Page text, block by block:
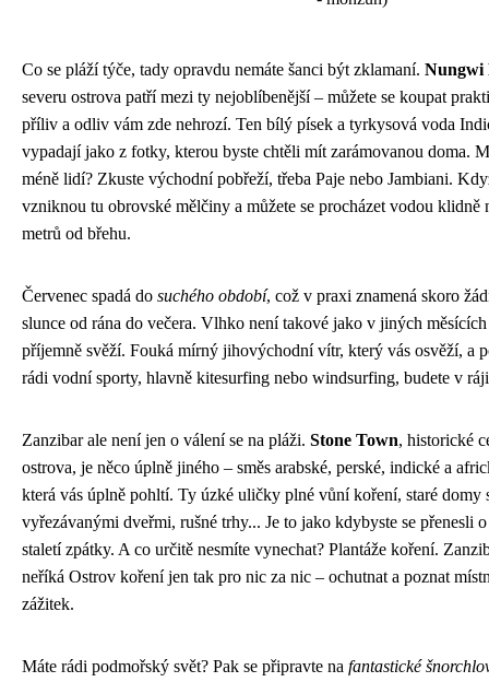
Co se pláží týče, tady opravdu nemáte šanci být zklamaní. Nungwi
severu ostrova patří mezi ty nejoblíbenější – můžete se koupat
příliv a odliv vám zde nehrozí. Ten bílý písek a tyrkysová voda
vypadají jako z fotky, kterou byste chtěli mít zarámovanou doma.
méně lidí? Zkuste východní pobřeží, třeba Paje nebo Jambiani.
vzniknou tu obrovské mělčiny a můžete se procházet vodou klidně
metrů od břehu.
Červenec spadá do suchého období, což v praxi znamená skoro
slunce od rána do večera. Vlhko není takové jako v jiných
příjemně svěží. Fouká mírný jihovýchodní vítr, který vás osvěží, a
rádi vodní sporty, hlavně kitesurfing nebo windsurfing, budete v
Zanzibar ale není jen o válení se na pláži. Stone Town, historické
ostrova, je něco úplně jiného – směs arabské, perské, indické a
která vás úplně pohltí. Ty úzké uličky plné vůní koření, staré domy
vyřezávanými dveřmi, rušné trhy... Je to jako kdybyste se přenesli
staletí zpátky. A co určitě nesmíte vynechat? Plantáže koření.
neříká Ostrov koření jen tak pro nic za nic – ochutnat a poznat
zážitek.
Máte rádi podmořský svět? Pak se připravte na fantastické